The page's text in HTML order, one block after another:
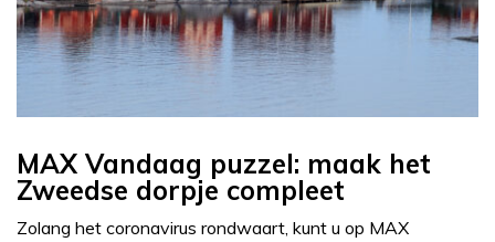
MAX Vandaag puzzel: maak het
Zweedse dorpje compleet
Zolang het coronavirus rondwaart, kunt u op MAX